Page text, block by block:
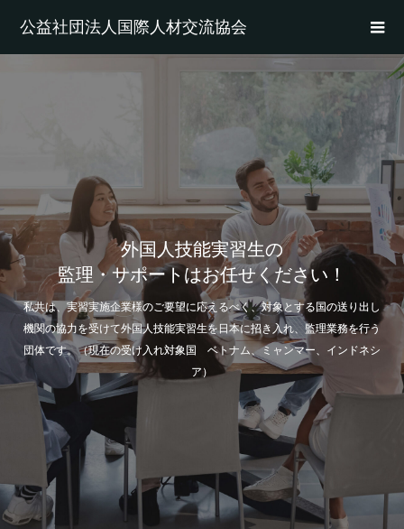
公益社団法人国際人材交流協会
外国人技能実習生の
監理・サポートはお任せください！
私共は、実習実施企業様のご要望に応えるべく、対象とする国の送り出し
機関の協力を受けて外国人技能実習生を日本に招き入れ、監理業務を行う
団体です。（現在の受け入れ対象国 ベトナム、ミャンマー、インドネシ
ア）